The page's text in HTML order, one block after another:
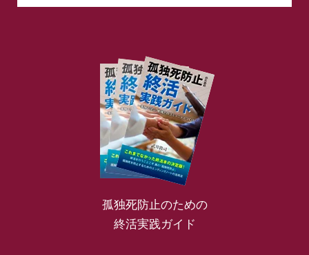
孤独死防止のための
終活実践ガイド